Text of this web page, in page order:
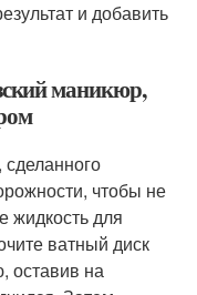
и добавить
маникюр,
чтобы не
жидкость для
ватный диск
оставив на